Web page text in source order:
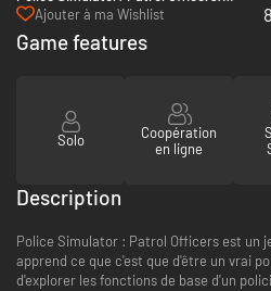
Highway Patrol - PC (Steam)
Ajouter à ma Wishlist
Game features
Solo
Coopération
en ligne
Description
Police Simulator : Patrol Officers est un
apprend ce que c'est que d'être un vrai
d'explorer les fonctions de base d'un